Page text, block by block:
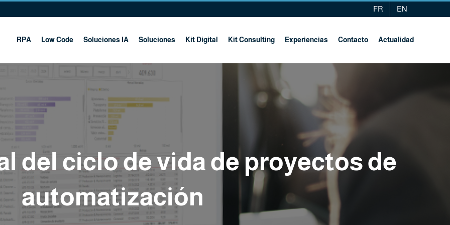
FR EN
RPA Low Code Soluciones IA Soluciones Kit Digital Kit Consulting Experiencias Contacto Actualidad
del ciclo de vida de proyectos de
automatización